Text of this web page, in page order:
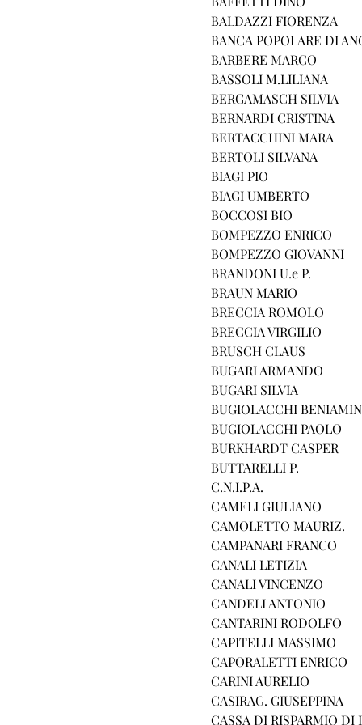
BALDAZZI FIORENZA
BANCA POPOLARE DI
BARBERE MARCO
BASSOLI M.LILIANA
BERGAMASCH SILVIA
BERNARDI CRISTINA
BERTACCHINI MARA
BERTOLI SILVANA
BIAGI PIO
BIAGI UMBERTO
BOCCOSI BIO
BOMPEZZO ENRICO
BOMPEZZO GIOVANNI
BRANDONI U.e P.
BRAUN MARIO
BRECCIA ROMOLO
BRECCIA VIRGILIO
BRUSCH CLAUS
BUGARI ARMANDO
BUGARI SILVIA
BUGIOLACCHI
BUGIOLACCHI PAOLO
BURKHARDT CASPER
BUTTARELLI P.
C.N.I.P.A.
CAMELI GIULIANO
CAMOLETTO MAURIZ.
CAMPANARI FRANCO
CANALI LETIZIA
CANALI VINCENZO
CANDELI ANTONIO
CANTARINI RODOLFO
CAPITELLI MASSIMO
CAPORALETTI ENRICO
CARINI AURELIO
CASIRAG. GIUSEPPINA
CASSA DI RISPARMIO DI